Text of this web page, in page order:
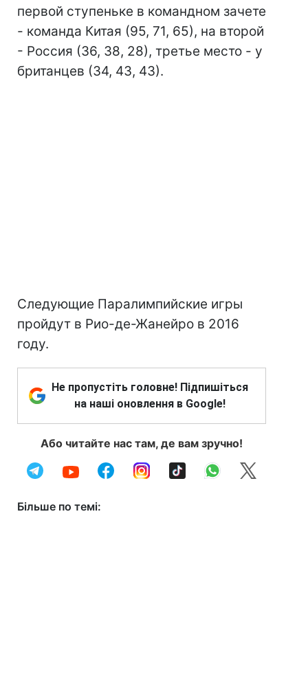
первой ступеньке в командном зачете
- команда Китая (95, 71, 65), на второй
- Россия (36, 38, 28), третье место - у
британцев (34, 43, 43).
Следующие Паралимпийские игры
пройдут в Рио-де-Жанейро в 2016
году.
Не пропустіть головне! Підпишіться
на наші оновлення в Google!
Або читайте нас там, де вам зручно!
Більше по темі: